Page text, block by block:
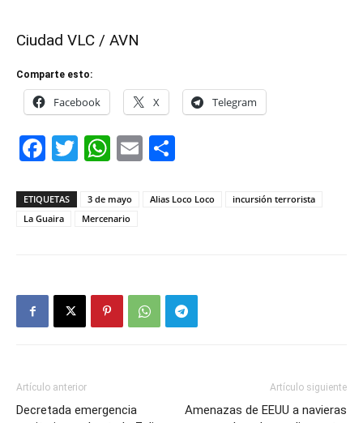
Ciudad VLC / AVN
Comparte esto:
Facebook X Telegram
Facebook
Twitter
WhatsApp
Email
ETIQUETAS 3 de mayo Alias Loco Loco
incursión terrorista
La Guaira
Mercenario
Artículo anterior
Decretada emergencia
Artículo siguiente
Amenazas de EEUU a navieras